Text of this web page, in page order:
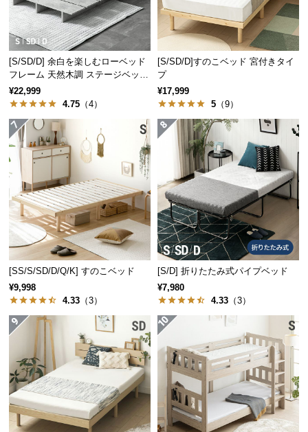
ー
ト
お
知
ら
せ
グ
業
情
報
[S/SD/D] 余白を楽しむローベッド
フレーム 天然木調 ステージベッド
2口コンセントタイプ
¥22,999
4.75 （4）
[S/SD/D]すのこベッド 宮付きタイ
プ
¥17,999
5 （9）
[SS/S/SD/D/Q/K] すのこベッド
¥9,998
4.33 （3）
[S/D] 折りたたみ式パイプベッド
¥7,980
4.33 （3）